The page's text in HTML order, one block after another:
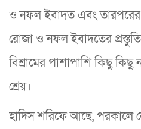
ও নফল ইবাদত এবং
রোজা ও নফল ইবাদতের
বিশ্রামের পাশাপাশি কিছু
শ্রেয়।
হাদিস শরিফে আছে, পরকালে